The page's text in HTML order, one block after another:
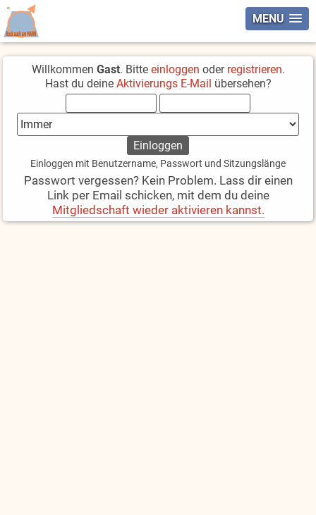
MENU
Willkommen Gast. Bitte einloggen oder registrieren.
Hast du deine Aktivierungs E-Mail übersehen?
Einloggen mit Benutzername, Passwort und Sitzungslänge
Passwort vergessen? Kein Problem. Lass dir einen
Link per Email schicken, mit dem du deine
Mitgliedschaft wieder aktivieren kannst.